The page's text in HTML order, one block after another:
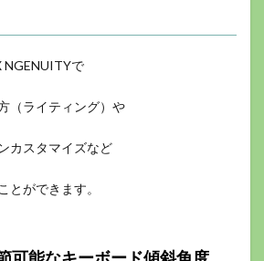
NGENUITYで
（ライティング）や
カスタマイズなど
とができます。